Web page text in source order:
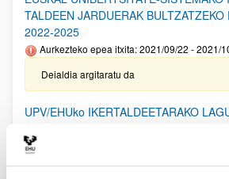
TALDEEN JARDUERAK
2022-2025
Aurkezteko epea itxita: 2021/09/22 - 2021/
Deialdia argitaratu da
UPV/EHUko IKERTALDEETARAKO
(2024/02/14) Emandako eta ezetsitako